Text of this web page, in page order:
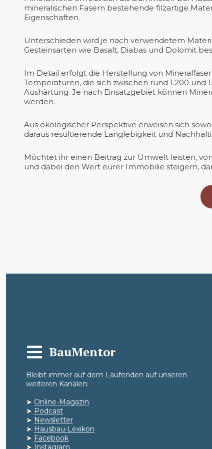
mineralischen Fasern bestehende filzartige
Eigenschaften.
Unterschieden wird je nach verwendetem
Gesteinsarten wie Basalt, Diabas und Dolomit
Im Detail erfolgt die Herstellung von
Temperaturen, die sich zwischen rund 1.200
Aushärtung. Je nach Einsatzgebiet können
werden.
Aus ökologischer Perspektive erweisen sich
daraus resultierende Langlebigkeit und
Möchtet ihr einen Beitrag zur Umwelt leisten,
und dabei den Wert eurer Immobilie steigern,
BauMentor
Bleibt immer auf dem Laufenden auf unseren
weiteren Kanälen:
➤ Online-Magazin
➤ Podcast
➤ Newsletter
➤ Hausbau-Lexikon
➤ Facebook
➤ Instagram